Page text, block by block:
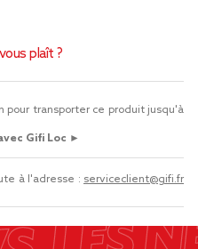
plaît ?
pour transporter ce produit jusqu'à
Gifi Loc ►
à l'adresse : serviceclient@gifi.fr